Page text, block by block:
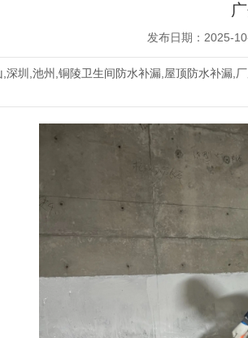
发布日期：2025-
深圳,池州,铜陵卫生间防水补漏,屋顶防水补漏